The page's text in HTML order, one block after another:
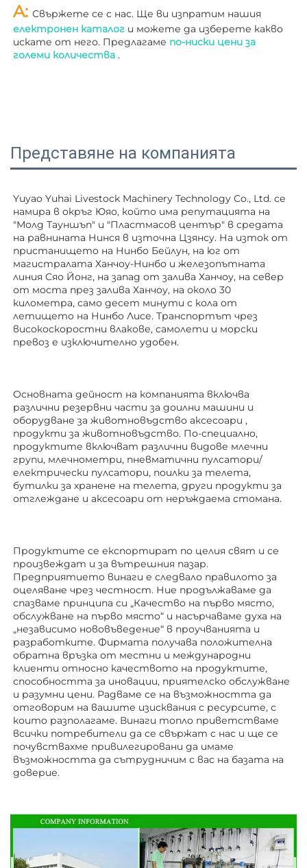
A:
електронен каталог и можете да изберете какво
искате от него. Предлагаме по-ниски цени за
големи количества .
Представяне на компанията
Yuyao Yuhai Livestock Machinery Technology Co., Ltd. се
намира в окръг Юяо, който има репутацията на
"Молд Тауншъп" и "Пластмасов център" в средата
на равнината Нинся в източна Цзянсу. На изток от
пристанището на Нинбо Бейлун, на юг от
магистралата Ханчоу-Нинбо и железопътната
линия Сяо Йонг, на запад от залива Ханчоу, на север
от моста през залива Ханчоу, на около 30
километра, само десет минути с кола от
летището на Нинбо Лисе. Транспортът чрез
високоскоростни влакове, самолети и морски
превоз е изключително удобен.
Основната дейност на компанията включва
различни резервни части за доилни машини и
оборудване за животновъдство аксесоари ,
продукти за животновъдство. По-специално,
продуктите включват различни видове млечни
групи, млечнометри, пневматични пулсатори/
електрически пулсатори, поилки за телета,
бутилки за хранене на телета, други продукти за
отглеждане и аксесоари от неръждаема стомана.
Продуктите се експортират по целия свят и се
произвеждат и за вътрешния пазар.
Предприятието винаги е следвало правилото за
оцеляване чрез честност. Ние продължаваме да
спазваме принципа си „Качество на първо място,
обслужване на първо място“ и насърчаваме духа на
„независимо нововъведение“ в проучванията и
разработките. Фирмата получава положителна
обратна връзка от местни и международни
клиенти относно качеството на продуктите,
способността за иновации, приятелско обслужване
и разумни цени. Радваме се на възможността да
отговорим на вашите изисквания с ресурсите, с
които разполагаме. Винаги топло приветстваме
всички потребители да се свържат с нас и ще се
почувствахме привилегировани да имаме
възможността да сътрудничим с вас на базата на
доверие.